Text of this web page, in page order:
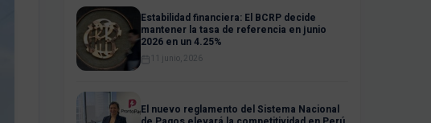
Estabilidad financiera: El BCRP decide
mantener la tasa de referencia en junio
2026 en un 4.25%
11 junio, 2026
El nuevo reglamento del Sistema Nacional